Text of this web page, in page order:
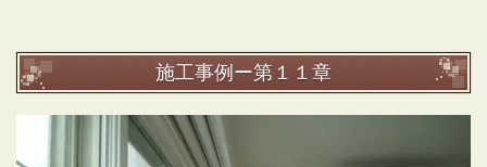
施工事例ー第１１章